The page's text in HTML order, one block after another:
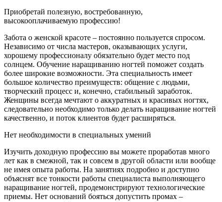
Приобретай полезную, востребованную,
высокооплачиваемую профессию!
Забота о женской красоте – постоянно пользуется спросом.
Независимо от числа мастеров, оказывающих услуги,
хорошему профессионалу обязательно будет место под
солнцем. Обучение наращиванию ногтей поможет создать
более широкие возможности. Эта специальность имеет
большое количество преимуществ: общение с людьми,
творческий процесс и, конечно, стабильный заработок.
Женщины всегда мечтают о аккуратных и красивых ногтях,
следовательно необходимо только делать наращивание ногтей
качественно, и поток клиентов будет расширяться.
Нет необходимости в специальных умений
Изучить доходную профессию вы можете проработав много
лет как в смежной, так и совсем в другой области или вообще
не имея опыта работы. На занятиях подробно и доступно
объяснят все тонкости работы специалиста выполняющего
наращивание ногтей, продемонстрируют технологические
приемы. Нет оснований бояться допустить промах –